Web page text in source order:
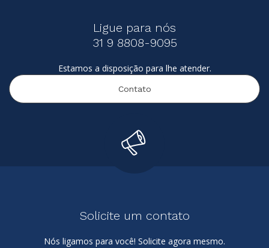
Ligue para nós
31 9 8808-9095
Estamos a disposição para lhe atender.
Contato
Solicite um contato
Nós ligamos para você! Solicite agora mesmo.